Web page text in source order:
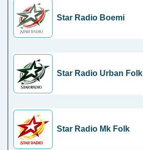
Star Radio Boemi
Star Radio Urban Folk
Star Radio Mk Folk